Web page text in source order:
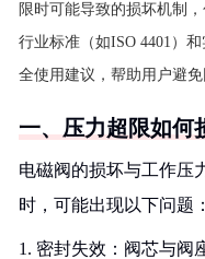
限时可能导致的损坏机制
行业标准（如ISO 4401）
全使用建议，帮助用户避免
一、压力超限如何
电磁阀的损坏与工作压
时，可能出现以下问题：
1. 密封失效：阀芯与阀